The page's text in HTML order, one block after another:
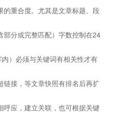
的重合度。尤其是文章标题、段
部分或完整匹配）字数控制在24
）必须与关键词有相关性才有
链接，等文章快照有排名后再扩
呼应，建立关联，也可根据关键